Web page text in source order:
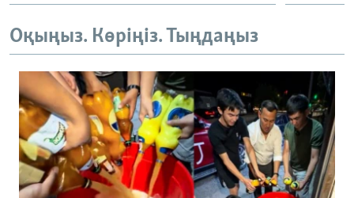
Оқыңыз. Көріңіз. Тыңдаңыз